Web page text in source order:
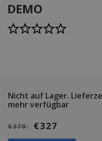
DEMO
Nicht auf Lager.
mehr verfügbar
€370 €327